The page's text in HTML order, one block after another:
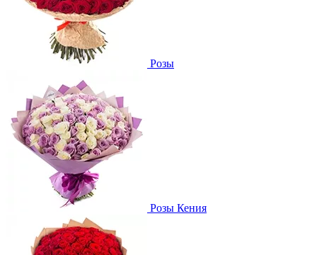
Розы
Розы Кения